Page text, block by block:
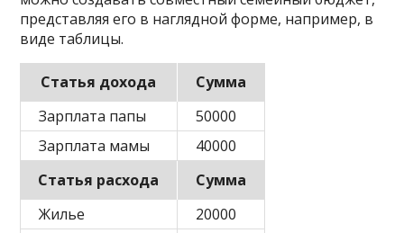
представляя его в наглядной форме, например, в
виде таблицы.
Статья дохода
Сумма
Зарплата папы
50000
Зарплата мамы
40000
Статья расхода
Сумма
Жилье
20000